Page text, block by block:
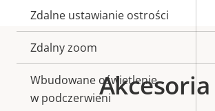
Opis
nieruchomości
Wartość
nieruchomości
Zdalne ustawianie ostrości
Zdalny zoom
Wbudowane oświetlenie
w podczerwieniAkcesoria